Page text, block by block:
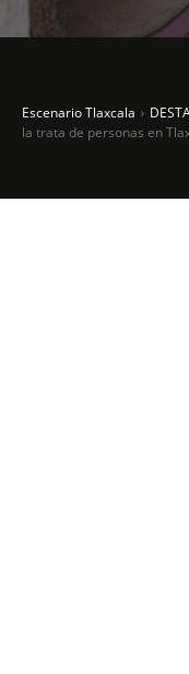
Escenario Tlaxcala
la trata de personas en